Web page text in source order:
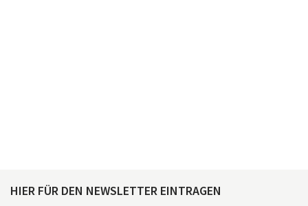
HIER FÜR DEN NEWSLETTER EINTRAGEN